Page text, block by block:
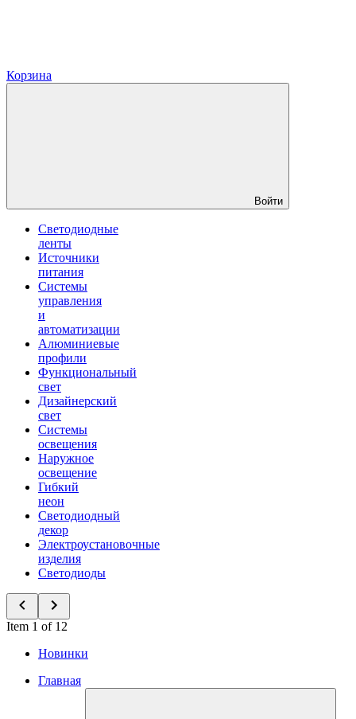
Корзина
Войти
Светодиодные
ленты
Источники
питания
Системы
управления
и
автоматизации
Алюминиевые
профили
Функциональный
свет
Дизайнерский
свет
Системы
освещения
Наружное
освещение
Гибкий
неон
Светодиодный
декор
Электроустановочные
изделия
Светодиоды
Item 1 of 12
Новинки
Главная